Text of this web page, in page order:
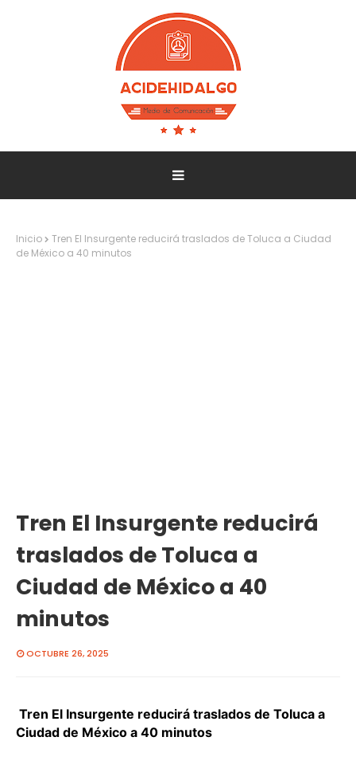
Inicio
Tren El Insurgente reducirá traslados de Toluca a Ciudad
de México a 40 minutos
Tren El Insurgente reducirá
traslados de Toluca a
Ciudad de México a 40
minutos
OCTUBRE 26, 2025
Tren El Insurgente reducirá traslados de Toluca a
Ciudad de México a 40 minutos